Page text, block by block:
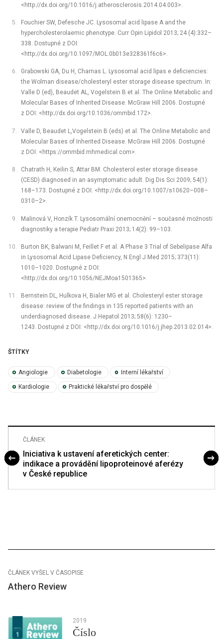
<http://dx.doi.org/10.1016/j.atherosclerosis.2014.04.003>.
Fouchier SW, Defesche JC. Lysosomal acid lipase A and the
hypercholesterolaemic phenotype. Curr Opin Lipidol 2013; 24 (4):332–
338. Dostupné z DOI:
<http://dx.doi.org/10.1097/MOL.0b013e328361f6c6>.
Grabowski GA, Du H, Charnas L. Lysosomal acid lipas e deficiencies:
the Wolman disease/cholesteryl ester storage disease spectrum. In:
Valle D (ed), Beaudet AL, Vogelstein B et al. The Online Metabolic and
Molecular Bases of Inherited Disease. McGraw Hill 2006. Dostupné
z DOI: <http://dx.doi.org/10.1036/ommbid.172>.
Valle D, Beaudet L,Vogelstein B (eds) et al. The Online Metabolic and
Molecular Bases of Inherited Disease. McGraw Hill 2006. Dostupné
z DOI: <https://ommbid.mhmedical.com>.
Chatrath H, Keilin S, Attar BM. Cholesterol ester storage disease
(CESD) diagnosed in an asymptomatic adult. Dig Dis Sci 2009; 54(1):
168–173. Dostupné z DOI: <http://dx.doi.org/10.1007/s10620–008–
0310–2>.
Malinová V, Honzík T. Lysosomální onemocnění –⁠ současné možnosti
diagnostiky a terapie Pediatr Praxi 2013; 14(2): 99–103.
Burton BK, Balwani M, Feillet F et al. A Phase 3 Trial of Sebelipase Alfa
in Lysosomal Acid Lipase Deficiency, N Engl J Med 2015; 373(11):
1010–1020. Dostupné z DOI:
<http://dx.doi.org/10.1056/NEJMoa1501365>.
Bernstein DL, Hulkova H, Bialer MG et al. Cholesteryl ester storage
disease: review of the findings in 135 reported patients with an
underdiagnosed disease. J Hepatol 2013; 58(6): 1230–
1243. Dostupné z DOI: <http://dx.doi.org/10.1016/j.jhep.2013.02.014>.
ŠTÍTKY
Angiologie Diabetologie Interní lékařství
Kardiologie Praktické lékařství pro dospělé
ČLÁNEK
Iniciativa k ustavení aferetických center:
indikace a provádění lipoproteinové aferézy
v České republice
ČLÁNEK VYŠEL V ČASOPISE
Athero Review
2019
Číslo